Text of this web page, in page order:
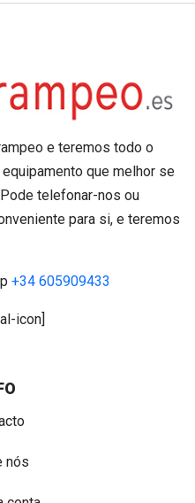
e teremos todo o
que melhor se
telefonar-nos ou
para si, e teremos
+34 605909433
icon]
nós